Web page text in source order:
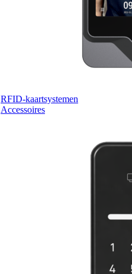
RFID-kaartsystemen
Accessoires